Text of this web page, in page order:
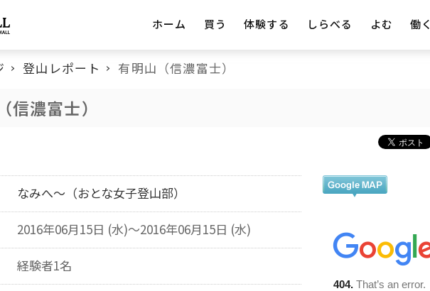
ホーム 買う 体験する しらべる よむ 働く
登山レポート 有明山（信濃富士）
信濃富士）
なみへ～（おとな女子登山部）
2016年06月15日 (水)～2016年06月15日 (水)
経験者1名